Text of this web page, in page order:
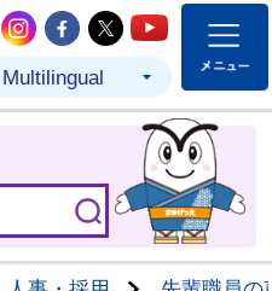
結城市公式LINE
結城市公式Instagram
結城市公式
結城市公式
結城市
Multilingual